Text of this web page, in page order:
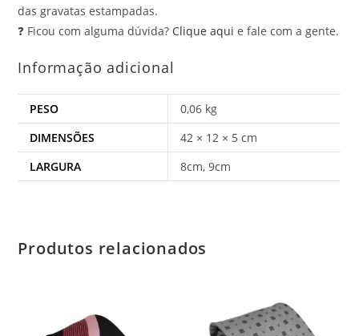
das gravatas estampadas.
❓ Ficou com alguma dúvida? Clique aqui e fale com a gente.
Informação adicional
PESO
0,06 kg
DIMENSÕES
42 × 12 × 5 cm
LARGURA
8cm, 9cm
Produtos relacionados